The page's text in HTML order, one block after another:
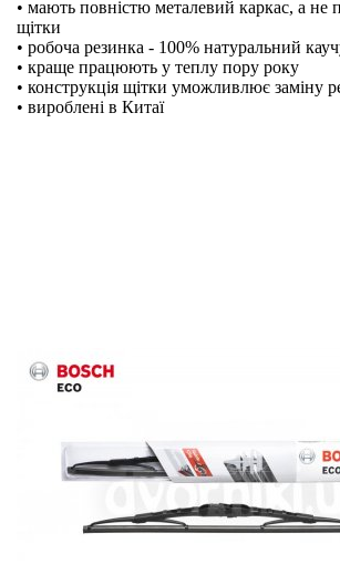
• мають повністю металевий каркас, а не
щітки
• робоча резинка - 100% натуральний
• краще працюють у теплу пору року
• конструкція щітки уможливлює заміну
• вироблені в Китаї